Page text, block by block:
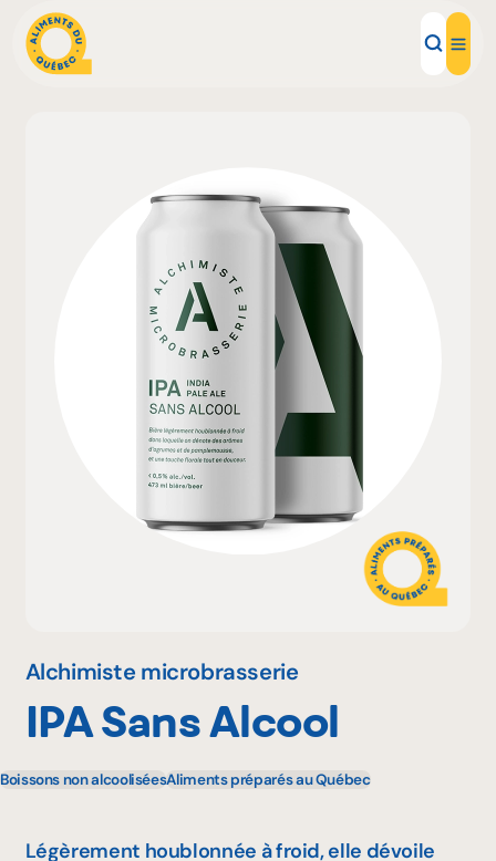
Recettes
Inspirations d'ici
Restaurants
Institutions
À propos
Alchimiste microbrasserie
IPA Sans Alcool
Boissons non alcooliséesAliments préparés au Québec
Légèrement houblonnée à froid, elle dévoile